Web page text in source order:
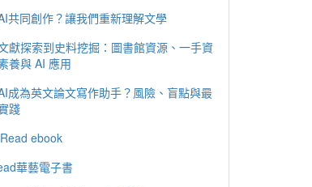
共同創作？讓我們重新理解文學
獻探索到史料挖掘：圖書館資源、一手資
養與 AI 應用
成為英文論文寫作助手？風險、盲點與最
踐
ebook
華藝電子書